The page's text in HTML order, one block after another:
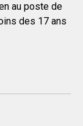
au poste de
des 17 ans